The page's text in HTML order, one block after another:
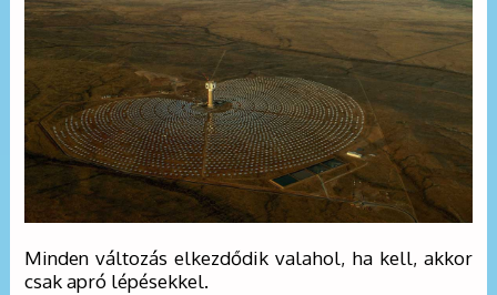
Minden változás elkezdődik valahol, ha kell, akkor
csak apró lépésekkel.